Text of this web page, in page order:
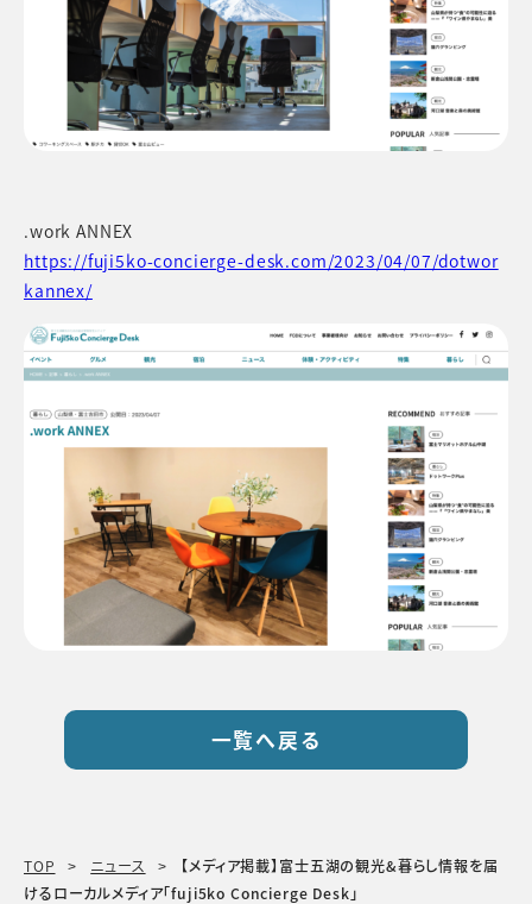
.work ANNEX
https://fuji5ko-concierge-desk.com/2023/04/07/dotwor
kannex/
一覧へ戻る
TOP ニュース
【メディア掲載】富士五湖の観光&暮らし情報を届
けるローカルメディア「fuji5ko Concierge Desk」